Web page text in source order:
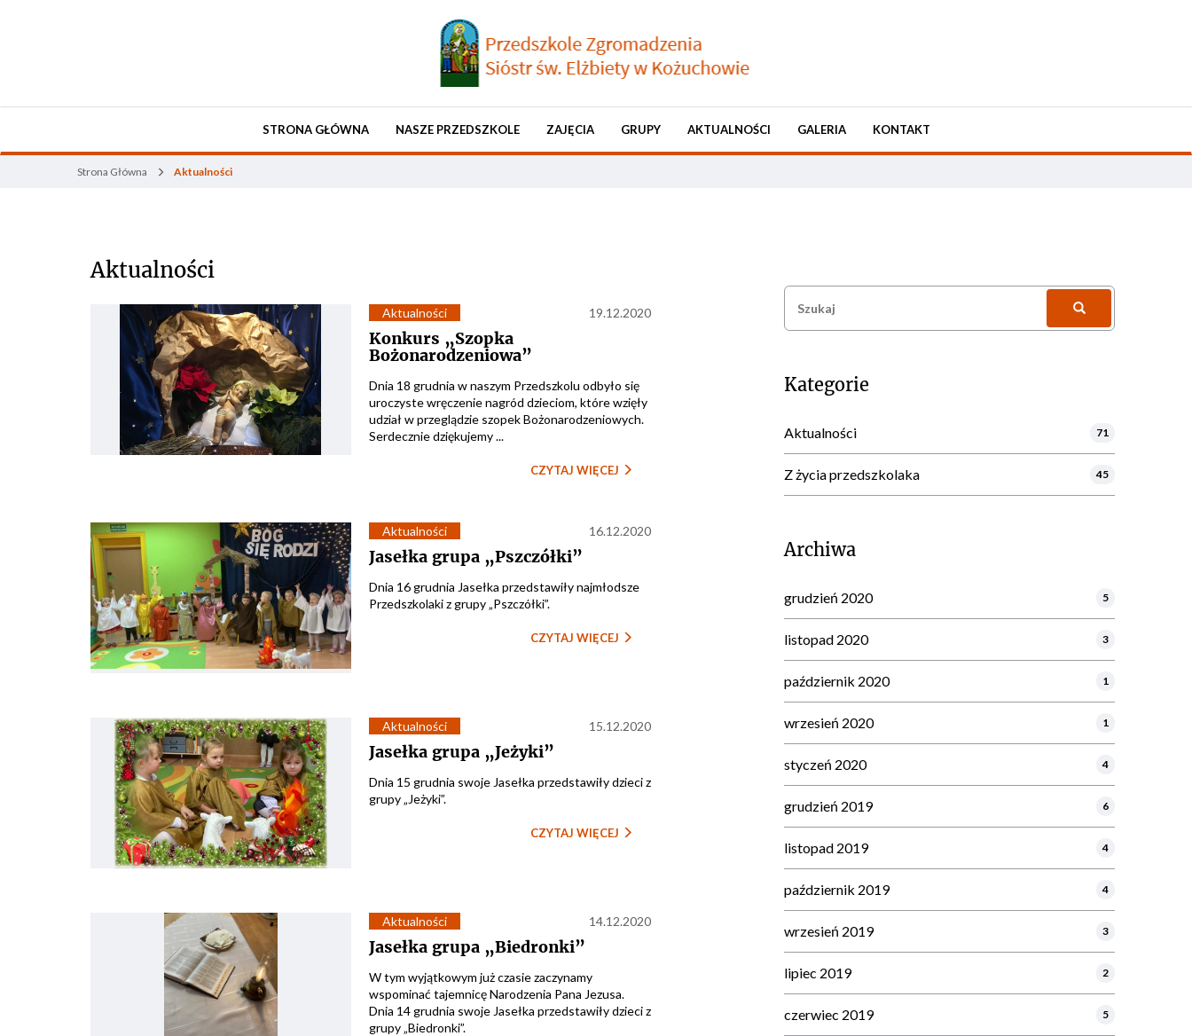
STRONA GŁÓWNA NASZE PRZEDSZKOLE ZAJĘCIA GRUPY AKTUALNOŚCI GALERIA KONTAKT
Strona Główna Aktualności
Aktualności
Aktualności Aktualności 19.12.2020
Konkurs „Szopka
Bożonarodzeniowa”
Dnia 18 grudnia w naszym Przedszkolu odbyło się
uroczyste wręczenie nagród dzieciom, które wzięły
udział w przeglądzie szopek Bożonarodzeniowych.
Serdecznie dziękujemy ...
CZYTAJ WIĘCEJ
Aktualności 16.12.2020
Jasełka grupa „Pszczółki”
Dnia 16 grudnia Jasełka przedstawiły najmłodsze
Przedszkolaki z grupy „Pszczółki”.
CZYTAJ WIĘCEJ
Aktualności 15.12.2020
Jasełka grupa „Jeżyki”
Dnia 15 grudnia swoje Jasełka przedstawiły dzieci z
grupy „Jeżyki”.
CZYTAJ WIĘCEJ
Aktualności 14.12.2020
Jasełka grupa „Biedronki”
W tym wyjątkowym już czasie zaczynamy
wspominać tajemnicę Narodzenia Pana Jezusa.
Dnia 14 grudnia swoje Jasełka przedstawiły dzieci z
grupy „Biedronki”.
Kategorie
Aktualności 71
Z życia przedszkolaka 45
Archiwa
grudzień 2020 5
listopad 2020 3
październik 2020 1
wrzesień 2020 1
styczeń 2020 4
grudzień 2019 6
listopad 2019 4
październik 2019 4
wrzesień 2019 3
lipiec 2019 2
czerwiec 2019 5